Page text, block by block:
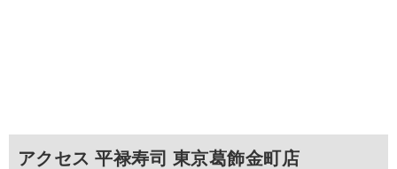
アクセス 平禄寿司 東京葛飾金町店